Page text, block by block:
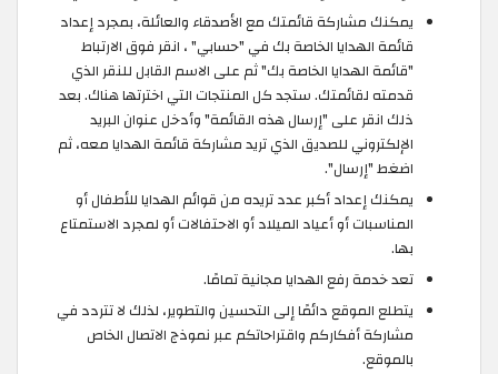
يمكنك مشاركة قائمتك مع الأصدقاء والعائلة، بمجرد إعداد
قائمة الهدايا الخاصة بك في "حسابي" ، انقر فوق الارتباط
"قائمة الهدايا الخاصة بك" ثم على الاسم القابل للنقر الذي
قدمته لقائمتك. ستجد كل المنتجات التي اخترتها هناك. بعد
ذلك انقر على "إرسال هذه القائمة" وأدخل عنوان البريد
الإلكتروني للصديق الذي تريد مشاركة قائمة الهدايا معه، ثم
اضغط "إرسال".
يمكنك إعداد أكبر عدد تريده من قوائم الهدايا للأطفال أو
المناسبات أو أعياد الميلاد أو الاحتفالات أو لمجرد الاستمتاع
بها.
تعد خدمة رفع الهدايا مجانية تمامًا.
يتطلع الموقع دائمًا إلى التحسين والتطوير، لذلك لا تتردد في
مشاركة أفكاركم واقتراحاتكم عبر نموذج الاتصال الخاص
بالموقع.